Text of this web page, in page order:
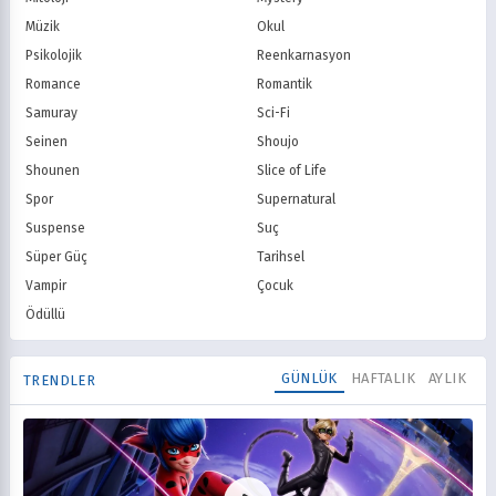
Müzik
Okul
Psikolojik
Reenkarnasyon
Romance
Romantik
Samuray
Sci-Fi
Seinen
Shoujo
Shounen
Slice of Life
Spor
Supernatural
Suspense
Suç
Süper Güç
Tarihsel
Vampir
Çocuk
Ödüllü
TRENDLER GÜNLÜK HAFTALIK AYLIK